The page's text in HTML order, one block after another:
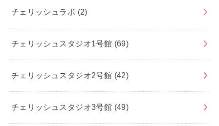
チェリッシュラボ (2)
チェリッシュスタジオ1号館 (69)
チェリッシュスタジオ2号館 (42)
チェリッシュスタジオ3号館 (49)